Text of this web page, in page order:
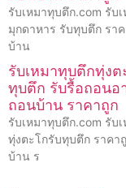
รับเหมาทุบตึก.com รับ
มุกดาหาร รับทุบตึก รา
บ้าน
รับเหมาทุบตึกทุ่งต
ทุบตึก รับรื้อถอนอ
ถอนบ้าน ราคาถูก
รับเหมาทุบตึก.com รับ
ทุ่งตะโกรับทุบตึก ราคา
บ้าน ร